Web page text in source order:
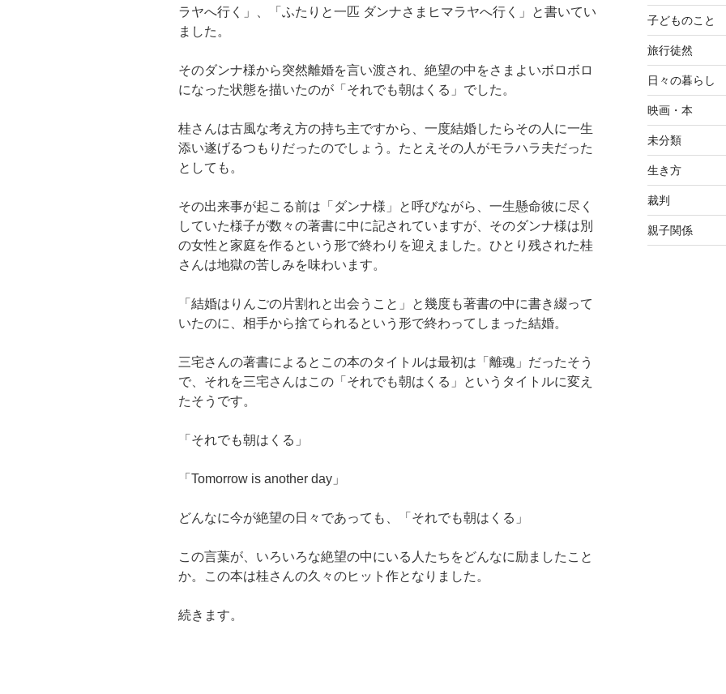
ラヤへ行く」、「ふたりと一匹 ダンナさまヒマラヤへ行く」と書いてい
ました。
そのダンナ様から突然離婚を言い渡され、絶望の中をさまよいボロボロ
になった状態を描いたのが「それでも朝はくる」でした。
桂さんは古風な考え方の持ち主ですから、一度結婚したらその人に一生
添い遂げるつもりだったのでしょう。たとえその人がモラハラ夫だった
としても。
その出来事が起こる前は「ダンナ様」と呼びながら、一生懸命彼に尽く
していた様子が数々の著書に中に記されていますが、そのダンナ様は別
の女性と家庭を作るという形で終わりを迎えました。ひとり残された桂
さんは地獄の苦しみを味わいます。
「結婚はりんごの片割れと出会うこと」と幾度も著書の中に書き綴って
いたのに、相手から捨てられるという形で終わってしまった結婚。
三宅さんの著書によるとこの本のタイトルは最初は「離魂」だったそう
で、それを三宅さんはこの「それでも朝はくる」というタイトルに変え
たそうです。
「それでも朝はくる」
「Tomorrow is another day」
どんなに今が絶望の日々であっても、「それでも朝はくる」
この言葉が、いろいろな絶望の中にいる人たちをどんなに励ましたこと
か。この本は桂さんの久々のヒット作となりました。
続きます。
子どものこと
旅行徒然
日々の暮らし
映画・本
未分類
生き方
裁判
親子関係